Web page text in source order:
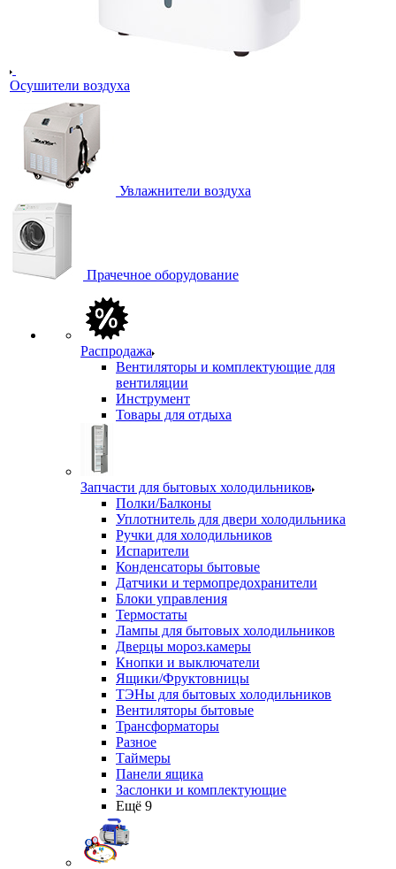
Осушители воздуха
Увлажнители воздуха
Прачечное оборудование
Распродажа
Вентиляторы и комплектующие для
вентиляции
Инструмент
Товары для отдыха
Запчасти для бытовых холодильников
Полки/Балконы
Уплотнитель для двери холодильника
Ручки для холодильников
Испарители
Конденсаторы бытовые
Датчики и термопредохранители
Блоки управления
Термостаты
Лампы для бытовых холодильников
Дверцы мороз.камеры
Кнопки и выключатели
Ящики/Фруктовницы
ТЭНы для бытовых холодильников
Вентиляторы бытовые
Трансформаторы
Разное
Таймеры
Панели ящика
Заслонки и комплектующие
Ещё 9